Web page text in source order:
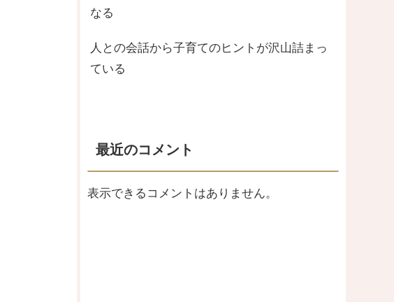
なる
人との会話から子育てのヒントが沢山詰まっ
ている
最近のコメント
表示できるコメントはありません。